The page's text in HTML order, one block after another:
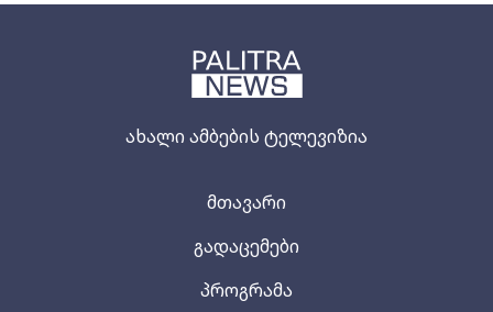
ახალი ამბების ტელევიზია
მთავარი
გადაცემები
პროგრამა